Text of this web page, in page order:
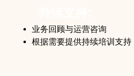
业务回顾与运营咨询
根据需要提供持续培训支持